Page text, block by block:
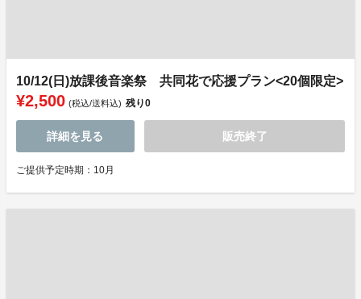
10/12(日)放課後音楽祭 共同花で応援プラン<20個限定>
¥2,500 (税込/送料込) 残り0
詳細を見る 販売終了
ご提供予定時期：10月